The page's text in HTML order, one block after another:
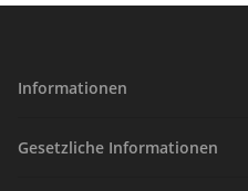
Informationen
Gesetzliche Informationen